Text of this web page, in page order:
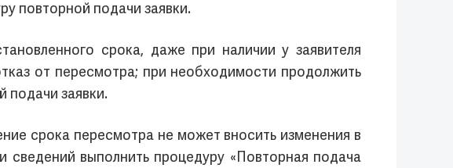
повторной подачи заявки.
срока, даже при наличии у заявителя
от пересмотра; при необходимости продолжить
подачи заявки.
срока пересмотра не может вносить изменения в
выполнить процедуру «Повторная подача